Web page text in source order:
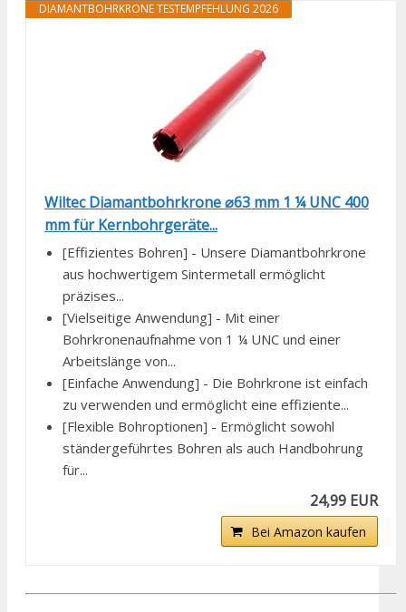
DIAMANTBOHRKRONE TESTEMPFEHLUNG 2026
Wiltec Diamantbohrkrone ⌀63 mm 1 ¼ UNC 400
mm für Kernbohrgeräte...
[Effizientes Bohren] - Unsere Diamantbohrkrone
aus hochwertigem Sintermetall ermöglicht
präzises...
[Vielseitige Anwendung] - Mit einer
Bohrkronenaufnahme von 1 ¼ UNC und einer
Arbeitslänge von...
[Einfache Anwendung] - Die Bohrkrone ist einfach
zu verwenden und ermöglicht eine effiziente...
[Flexible Bohroptionen] - Ermöglicht sowohl
ständergeführtes Bohren als auch Handbohrung
für...
24,99 EUR
Bei Amazon kaufen